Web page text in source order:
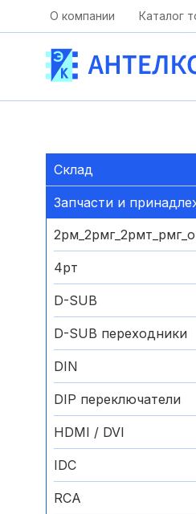
Москва, ул.
О компании Каталог
Склад
Запчасти и
4рт
D-SUB
D-SUB переходники
DIN
DIP переключатели
HDMI / DVI
IDC
RCA